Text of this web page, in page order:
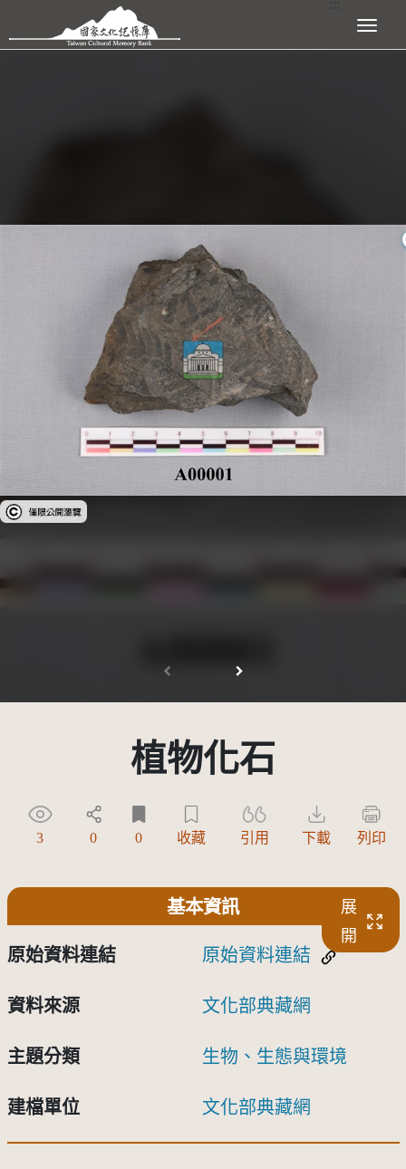
跳到主要內容區塊 展開選單
受著作權法保護-僅限於本平台有限度公開瀏覽
植物化石
3 0 0 收藏 引用 下載 列印
基本資訊
展
開
原始資料連結 原始資料連結
資料來源 文化部典藏網
主題分類 生物、生態與環境
建檔單位 文化部典藏網